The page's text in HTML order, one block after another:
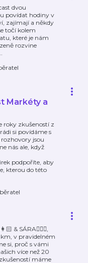
dvou
povídat hodiny v
zajímají a někdy
točí kolem
které je nám
rozvine
Markéty a
roky zkušeností z
si povídáme s
jsou
nás ale, když
podpoříte, aby
kterou do této
& SÁRA👱🏻‍♀️,
v pravidelném
si, proč s vámi
více než 20
máme